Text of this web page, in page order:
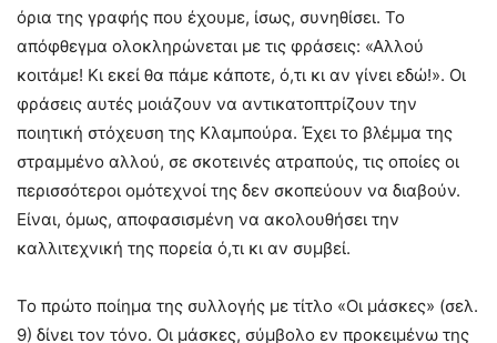
όρια της γραφής που έχουμε, ίσως, συνηθίσει. Το
απόφθεγμα ολοκληρώνεται με τις φράσεις: «Αλλού
κοιτάμε! Κι εκεί θα πάμε κάποτε, ό,τι κι αν γίνει εδώ!». Οι
φράσεις αυτές μοιάζουν να αντικατοπτρίζουν την
ποιητική στόχευση της Κλαμπούρα. Έχει το βλέμμα της
στραμμένο αλλού, σε σκοτεινές ατραπούς, τις οποίες οι
περισσότεροι ομότεχνοί της δεν σκοπεύουν να διαβούν.
Είναι, όμως, αποφασισμένη να ακολουθήσει την
καλλιτεχνική της πορεία ό,τι κι αν συμβεί.
Το πρώτο ποίημα της συλλογής με τίτλο «Οι μάσκες» (σελ.
9) δίνει τον τόνο. Οι μάσκες, σύμβολο εν προκειμένω της